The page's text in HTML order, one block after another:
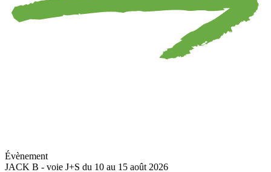
Évènement
JACK B - voie J+S du 10 au 15 août 2026